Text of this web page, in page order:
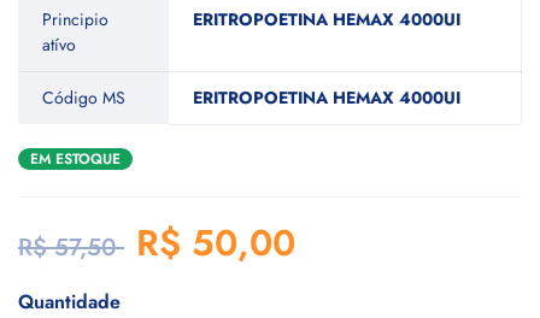
Principio
atívo
ERITROPOETINA HEMAX 4000UI
Código MS ERITROPOETINA HEMAX 4000UI
EM ESTOQUE
R$ 57,50 R$ 50,00
Quantidade